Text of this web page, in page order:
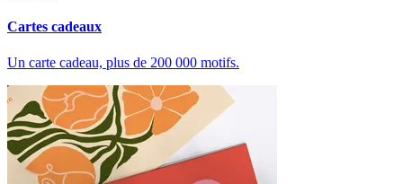
Cartes cadeaux
Un carte cadeau, plus de 200 000 motifs.